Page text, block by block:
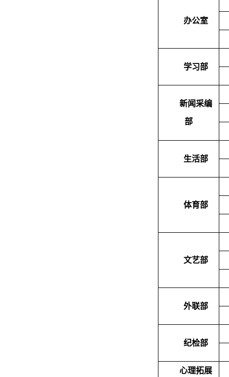
办公室
学习部
新闻采编
部
生活部
体育部
文艺部
外联部
纪检部
心理拓展